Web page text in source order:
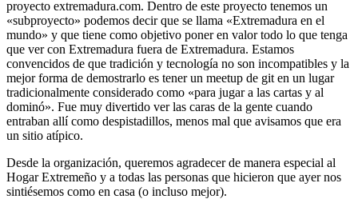
proyecto extremadura.com. Dentro de este proyecto tenemos un
«subproyecto» podemos decir que se llama «Extremadura en el
mundo» y que tiene como objetivo poner en valor todo lo que tenga
que ver con Extremadura fuera de Extremadura. Estamos
convencidos de que tradición y tecnología no son incompatibles y la
mejor forma de demostrarlo es tener un meetup de git en un lugar
tradicionalmente considerado como «para jugar a las cartas y al
dominó». Fue muy divertido ver las caras de la gente cuando
entraban allí como despistadillos, menos mal que avisamos que era
un sitio atípico.
Desde la organización, queremos agradecer de manera especial al
Hogar Extremeño y a todas las personas que hicieron que ayer nos
sintiésemos como en casa (o incluso mejor).